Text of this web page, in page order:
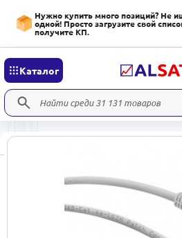
Нужно купить много позиций? Не
одной! Просто загрузите свой
получите КП.
Каталог